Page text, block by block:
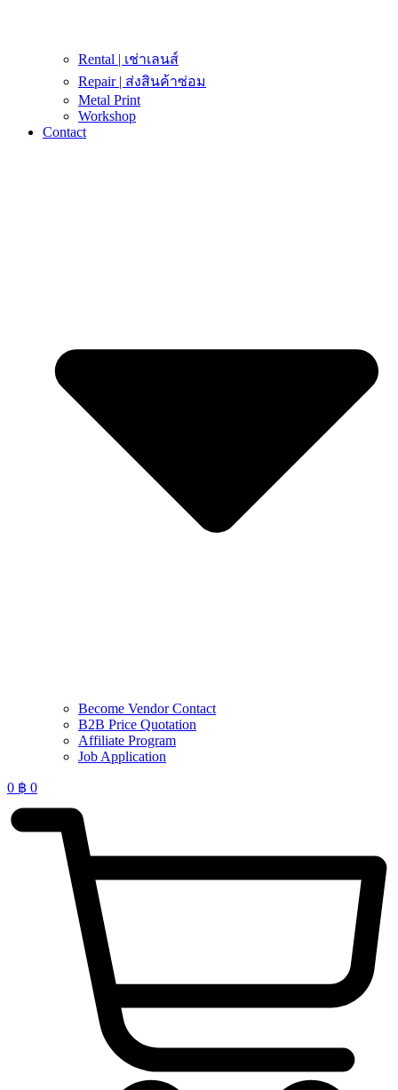
Rental | เช่าเลนส์
Repair | ส่งสินค้าซ่อม
Metal Print
Workshop
Contact
Become Vendor Contact
B2B Price Quotation
Affiliate Program
Job Application
0 ฿ 0